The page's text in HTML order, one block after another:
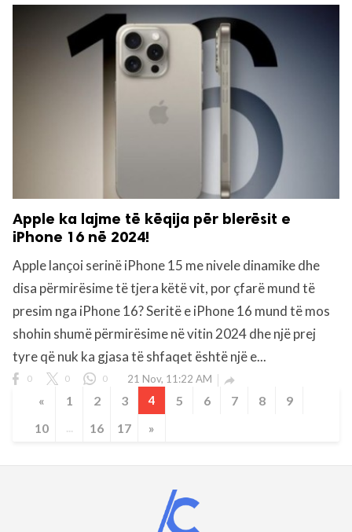
Apple ka lajme të këqija për blerësit e
iPhone 16 në 2024!
Apple lançoi serinë iPhone 15 me nivele dinamike dhe
disa përmirësime të tjera këtë vit, por çfarë mund të
presim nga iPhone 16? Seritë e iPhone 16 mund të mos
shohin shumë përmirësime në vitin 2024 dhe një prej
tyre që nuk ka gjasa të shfaqet është një e...
0 0 0 21 Nov, 11:22 AM 
« 1 2 3 4 5 6 7 8
9
10
... 16 17 »